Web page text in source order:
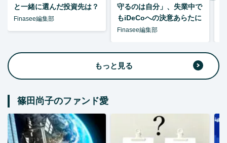
と一緒に選んだ投資先は？
Finasee編集部
守るのは自分」、失業中で
もiDeCoへの決意あらたに
Finasee編集部
もっと見る
篠田尚子のファンド愛